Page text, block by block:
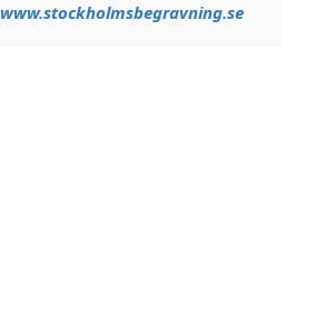
www.stockholmsbegravning.se